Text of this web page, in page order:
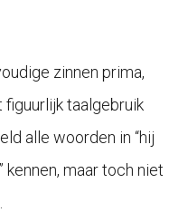
zinnen prima,
taalgebruik
alle woorden in “hij
maar toch niet